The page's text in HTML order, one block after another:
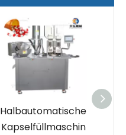
Halbautomatische
Kapselfüllmaschin